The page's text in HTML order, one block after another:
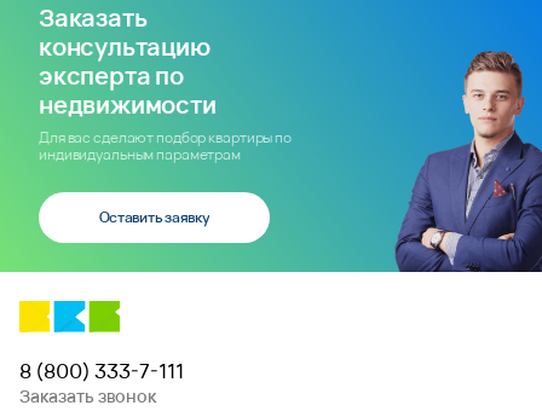
Заказать
консультацию
эксперта по
недвижимости
Для вас сделают подбор квартиры по
индивидуальным параметрам
Оставить заявку
8 (800) 333-7-111
Заказать звонок